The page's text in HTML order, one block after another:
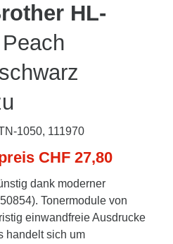
HL-
1050, 111970
CHF 27,80
dank moderner
Tonermodule von
einwandfreie Ausdrucke
handelt sich um